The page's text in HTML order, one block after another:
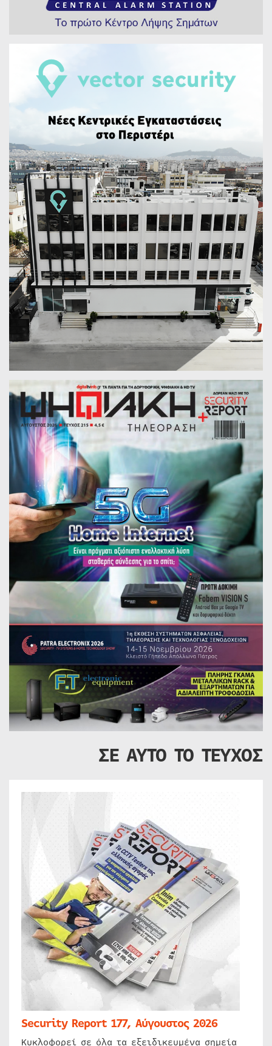
ΣΕ ΑΥΤΟ ΤΟ ΤΕΥΧΟΣ
Security Report 177, Αύγουστος 2026
Κυκλοφορεί σε όλα τα εξειδικευμένα σημεία